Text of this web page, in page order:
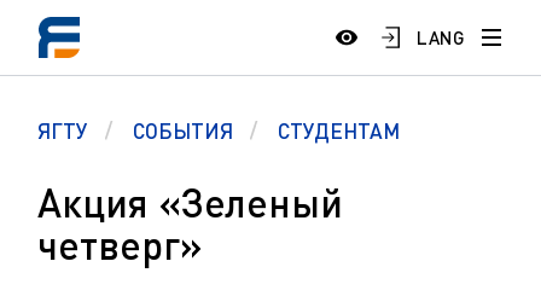
LANG
ЯГТУ СОБЫТИЯ СТУДЕНТАМ
Акция «Зеленый
четверг»